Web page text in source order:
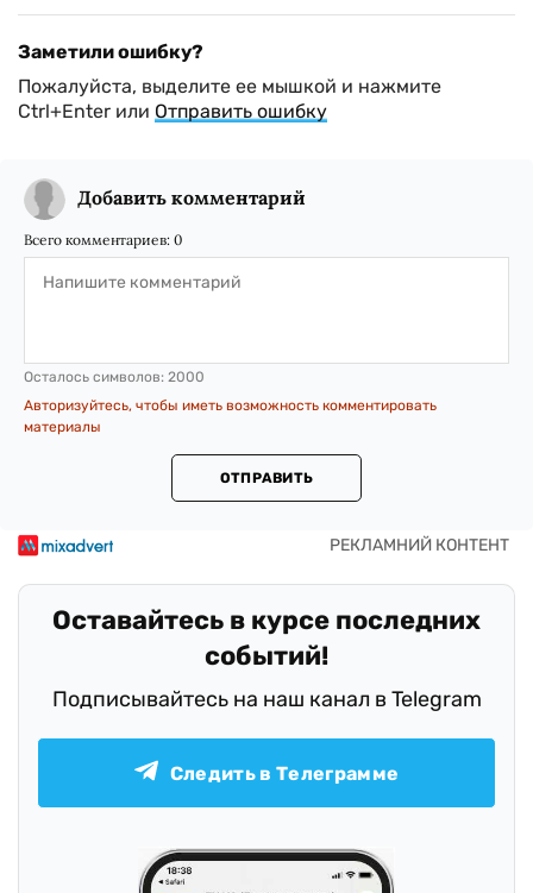
Заметили ошибку?
Пожалуйста, выделите ее мышкой и нажмите
Ctrl+Enter или Отправить ошибку
Добавить комментарий
Всего комментариев: 0
Осталось символов: 2000
Авторизуйтесь, чтобы иметь возможность комментировать
материалы
ОТПРАВИТЬ
Оставайтесь в курсе последних
событий!
Подписывайтесь на наш канал в Telegram
Следить в Телеграмме